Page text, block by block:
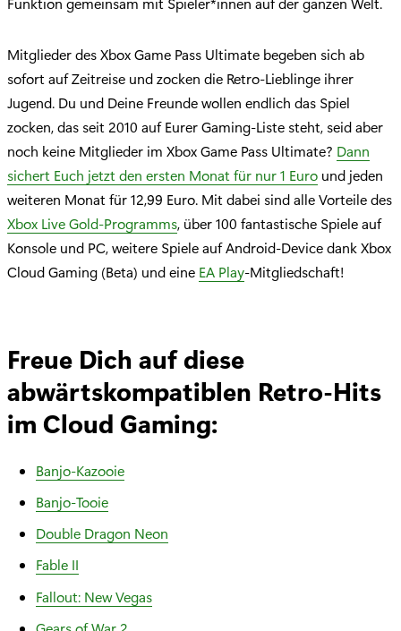
Mitglieder des Xbox Game Pass Ultimate begeben sich ab
sofort auf Zeitreise und zocken die Retro-Lieblinge ihrer
Jugend. Du und Deine Freunde wollen endlich das Spiel
zocken, das seit 2010 auf Eurer Gaming-Liste steht, seid aber
noch keine Mitglieder im Xbox Game Pass Ultimate? Dann
sichert Euch jetzt den ersten Monat für nur 1 Euro und jeden
weiteren Monat für 12,99 Euro. Mit dabei sind alle Vorteile des
Xbox Live Gold-Programms, über 100 fantastische Spiele auf
Konsole und PC, weitere Spiele auf Android-Device dank Xbox
Cloud Gaming (Beta) und eine EA Play-Mitgliedschaft!
Freue Dich auf diese
abwärtskompatiblen Retro-Hits
im Cloud Gaming:
Banjo-Kazooie
Banjo-Tooie
Double Dragon Neon
Fable II
Fallout: New Vegas